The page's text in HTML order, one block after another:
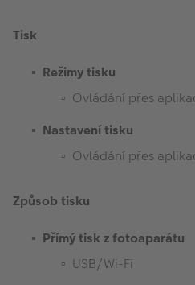
Tisk
Režimy tisku
Ovládání přes
Nastavení tisku
Ovládání přes
Způsob tisku
Přímý tisk z fotoaparátu
USB/Wi-Fi